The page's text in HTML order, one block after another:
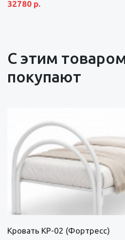
32780 р.
С этим
покупают
Кровать КР-02 (Фортресс)